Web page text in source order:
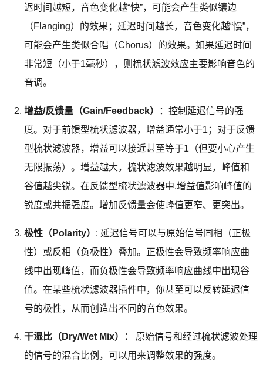
迟时间越短，音色变化越“快”，可能会产生类似镶边
（Flanging）的效果；延迟时间越长，音色变化越“慢”，
可能会产生类似合唱（Chorus）的效果。如果延迟时间
非常短（小于1毫秒），则梳状滤波效应主要影响音色的
音调。
增益/反馈量（Gain/Feedback）
：控制延迟信号的强
度。对于前馈型梳状滤波器，增益通常小于1；对于反馈
型梳状滤波器，增益可以接近甚至等于1（但要小心产生
无限振荡）。增益越大，梳状滤波效果越明显，峰值和
谷值越尖锐。在反馈型梳状滤波器中,增益值影响峰值的
锐度或共振强度。增加反馈量会使峰值更窄、更突出。
极性（Polarity） : 延迟信号可以与原始信号同相（正极
性）或反相（负极性）叠加。正极性会导致频率响应曲
线中出现峰值，而负极性会导致频率响应曲线中出现谷
值。在某些梳状滤波器插件中，你甚至可以反转延迟信
号的极性，从而创造出不同的音色效果。
干湿比（Dry/Wet Mix）：
原始信号和经过梳状滤波处理
的信号的混合比例，可以用来调整效果的强度。